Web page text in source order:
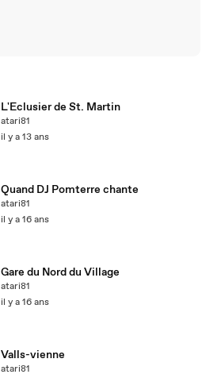
L'Eclusier de St. Martin
atari81
il y a 13 ans
Quand DJ Pomterre chante
atari81
il y a 16 ans
Gare du Nord du Village
atari81
il y a 16 ans
Valls-vienne
atari81